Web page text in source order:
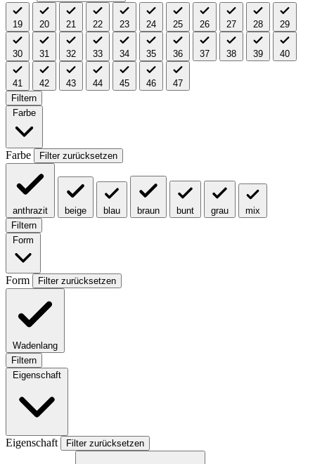
19 20 21 22 23 24 25 26 27 28 29
30 31 32 33 34 35 36 37 38 39 40
41 42 43 44 45 46
47
Filtern
Farbe
Farbe Filter zurücksetzen
anthrazit beige blau braun bunt grau
mix
Filtern
Form
Form Filter zurücksetzen
Wadenlang
Filtern
Eigenschaft
Eigenschaft Filter zurücksetzen